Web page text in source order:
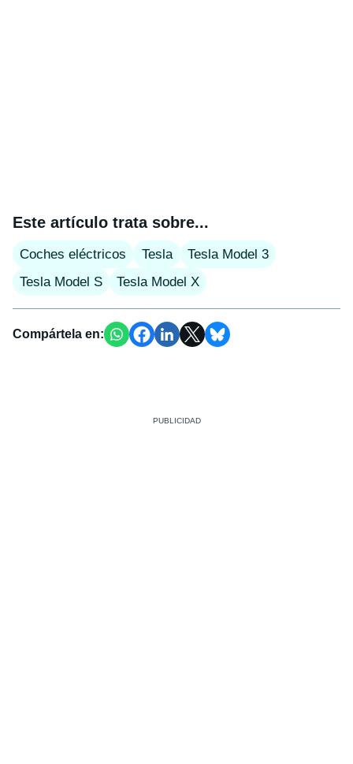
Este artículo trata sobre...
Coches eléctricos Tesla
Tesla Model 3
Tesla Model S
Tesla Model X
Compártela en: